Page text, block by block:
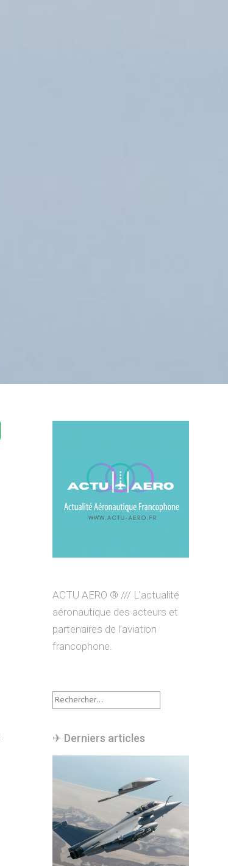
ACTU AERO ® /// L’actualité
aéronautique des acteurs et
partenaires de l’aviation
francophone.
Rechercher :
✈︎ Derniers articles